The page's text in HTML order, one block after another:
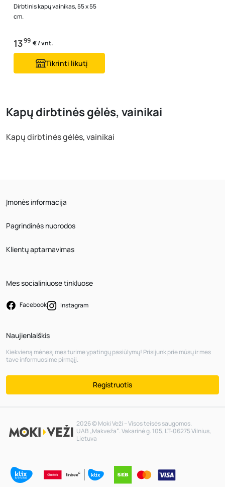
Dirbtinis kapų vainikas, 55 x 55
cm.
1399 € / vnt.
Tikrinti likutį
Kapų dirbtinės gėlės, vainikai
Kapų dirbtinės gėlės, vainikai
Įmonės informacija
Pagrindinės nuorodos
Klientų aptarnavimas
Mes socialiniuose tinkluose
Facebook Instagram
Naujienlaiškis
Kiekvieną mėnesį mes turime ypatingų pasiūlymų! Prisijunk prie mūsų ir mes
tave informuosime pirmąjį.
Registruotis
2026 © Moki Veži – Visos teisės saugomos.
UAB „Makveža“. Vakarinė g. 105, LT-06275 Vilnius,
Lietuva